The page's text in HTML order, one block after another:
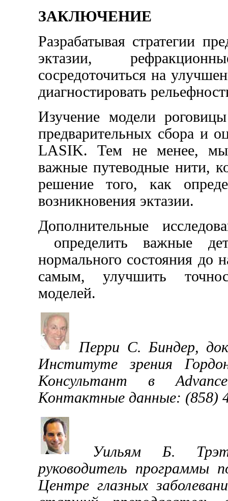
ЗАКЛЮЧЕНИЕ
Разрабатывая стратегии
эктазии,
сосредоточиться на
диагностировать
Изучение модели
предварительных сбора и
LASIK. Тем не менее, мы
важные путеводные нити,
решение того, как
возникновения эктазии.
Дополнительные
определить важные
нормального состояния до
самым, улучшить
моделей.
Перри С. Биндер,
Институте зрения
Консультант в
Контактные данные: (858)
Уильям Б.
руководитель программы
Центре глазных